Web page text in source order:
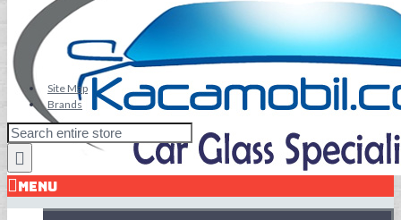
Site Map
Brands
MENU